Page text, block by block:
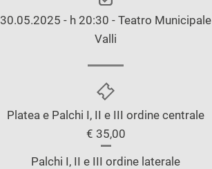
30.05.2025 - h 20:30 - Teatro Municipale
Valli
Platea e Palchi I, II e III ordine centrale
€ 35,00
Palchi I, II e III ordine laterale